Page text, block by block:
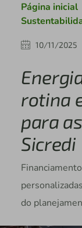
Página inicial
10/11/2025
rotina
para
Sicredi
do